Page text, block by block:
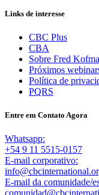
Links de interesse
CBC Plus
CBA
Sobre Fred
Próximos
Política de
PQRS
Entre em Contato Agora
Whatsapp:
+54 9 11 5515-0157
E-mail corporativo:
E-mail da comunidade/